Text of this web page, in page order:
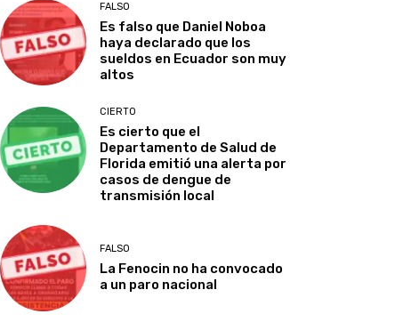
FALSO
Es falso que Daniel Noboa
haya declarado que los
sueldos en Ecuador son muy
altos
CIERTO
Es cierto que el
Departamento de Salud de
Florida emitió una alerta por
casos de dengue de
transmisión local
FALSO
La Fenocin no ha convocado
a un paro nacional